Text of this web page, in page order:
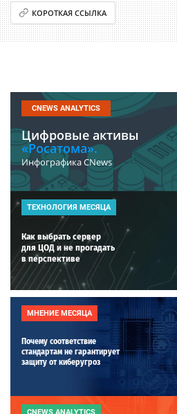
КОРОТКАЯ ССЫЛКА
CNEWS ANALYTICS
Цифровые активы
«Росатома».
Инфографика CNews
ТЕХНОЛОГИЯ МЕСЯЦА
Как выбрать сервер
для ЦОД и не прогадать
в перспективе
МНЕНИЕ МЕСЯЦА
Почему соответствие
стандартам не гарантирует
защиту от киберугроз
CNEWS ANALYTICS